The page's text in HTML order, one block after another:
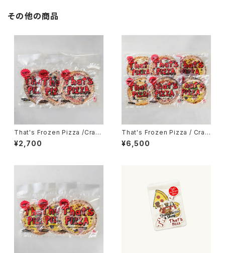
その他の商品
That's Frozen Pizza /Craft
Margherita 3枚set
¥2,700
That's Frozen Pizza / Craft
Pizza 6枚set
¥6,500